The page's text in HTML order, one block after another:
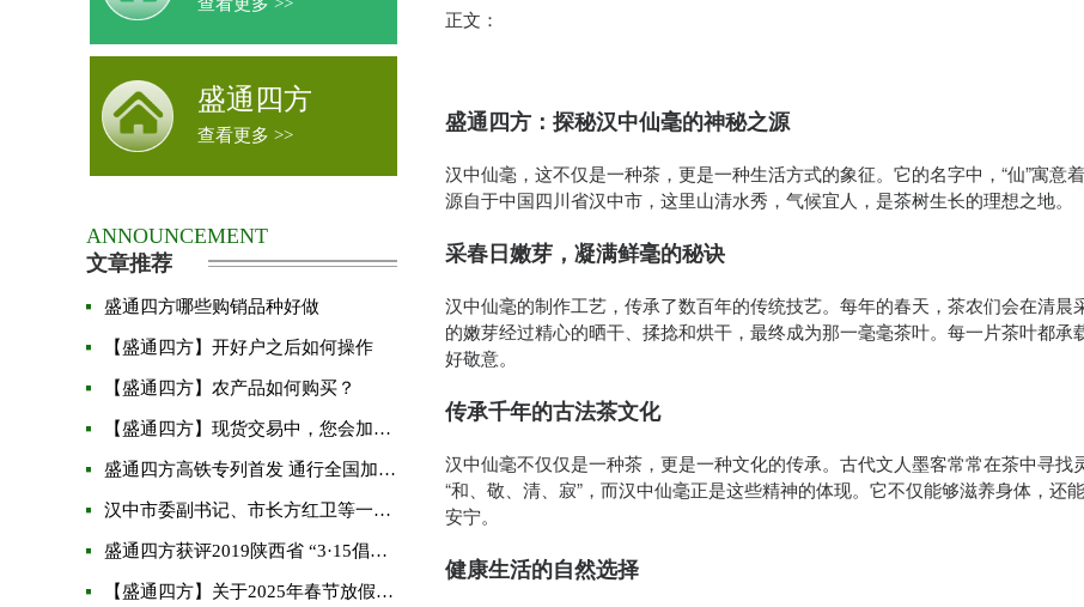
盛通四方
查看更多 >>
ANNOUNCEMENT
文章推荐
盛通四方哪些购销品种好做
【盛通四方】开好户之后如何操作
【盛通四方】农产品如何购买？
【盛通四方】现货交易中，您会加仓吗？
盛通四方高铁专列首发 通行全国加速品牌发展
汉中市委副书记、市长方红卫等一行人莅临盛通四方企业进行视察指导工作
盛通四方获评2019陕西省 “3·15倡导诚信经营示范单位企业” 以诚信再创未来
【盛通四方】关于2025年春节放假的通知
正文：
盛通四方：探秘汉中仙毫的神秘之源
汉中仙毫，这不仅是一种茶，更是一种生活方式的象征。它的名字中，“仙”寓意
源自于中国四川省汉中市，这里山清水秀，气候宜人，是茶树生长的理想之地。
采春日嫩芽，凝满鲜毫的秘诀
汉中仙毫的制作工艺，传承了数百年的传统技艺。每年的春天，茶农们会在清
的嫩芽经过精心的晒干、揉捻和烘干，最终成为那一毫毫茶叶。每一片茶叶都
好敬意。
传承千年的古法茶文化
汉中仙毫不仅仅是一种茶，更是一种文化的传承。古代文人墨客常常在茶中寻
“和、敬、清、寂”，而汉中仙毫正是这些精神的体现。它不仅能够滋养身体，
安宁。
健康生活的自然选择